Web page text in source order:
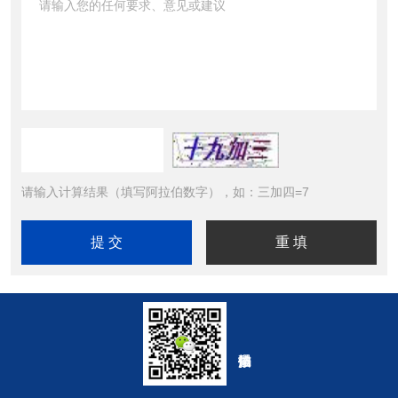
请输入计算结果（填写阿拉伯数字），如：三加四=7